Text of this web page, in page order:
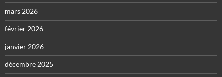
mars 2026
février 2026
janvier 2026
décembre 2025